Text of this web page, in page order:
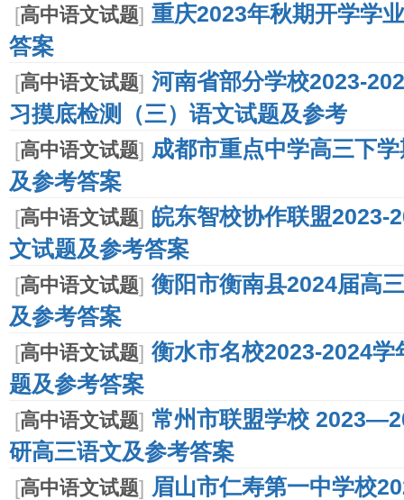
[高中语文试题] 重庆2023年秋期开学学
答案
[高中语文试题] 河南省部分学校2023-
习摸底检测（三）语文试题及参考
[高中语文试题] 成都市重点中学高三下
及参考答案
[高中语文试题] 皖东智校协作联盟2023-
文试题及参考答案
[高中语文试题] 衡阳市衡南县2024届高
及参考答案
[高中语文试题] 衡水市名校2023-2024
题及参考答案
[高中语文试题] 常州市联盟学校
研高三语文及参考答案
[高中语文试题] 眉山市仁寿第一中学校